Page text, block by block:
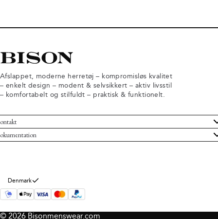
Afslappet, moderne herretøj – kompromisløs kvalitet
– enkelt design – modent & selvsikkert – aktiv livsstil
– komfortabelt og stilfuldt – praktisk & funktionelt.
Bisoninformation
Denmark
© 2026 Bisonmenswear.com